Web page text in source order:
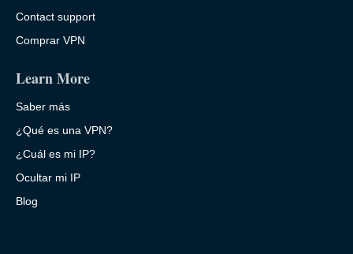
Contact support
Comprar VPN
Learn More
Saber más
¿Qué es una VPN?
¿Cuál es mi IP?
Ocultar mi IP
Blog